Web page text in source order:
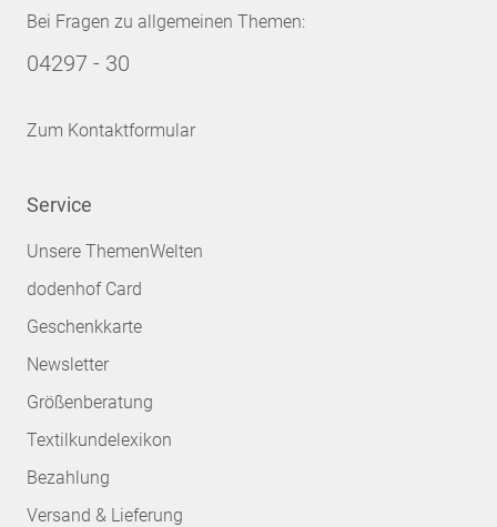
Bei Fragen zu allgemeinen Themen:
04297 - 30
Zum Kontaktformular
Service
Unsere ThemenWelten
dodenhof Card
Geschenkkarte
Newsletter
Größenberatung
Textilkundelexikon
Bezahlung
Versand & Lieferung